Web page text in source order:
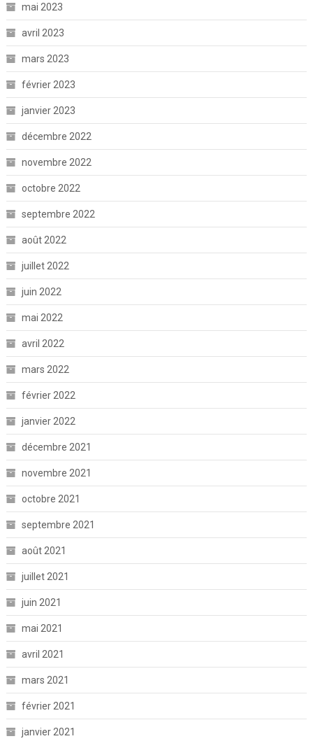
mai 2023
avril 2023
mars 2023
février 2023
janvier 2023
décembre 2022
novembre 2022
octobre 2022
septembre 2022
août 2022
juillet 2022
juin 2022
mai 2022
avril 2022
mars 2022
février 2022
janvier 2022
décembre 2021
novembre 2021
octobre 2021
septembre 2021
août 2021
juillet 2021
juin 2021
mai 2021
avril 2021
mars 2021
février 2021
janvier 2021